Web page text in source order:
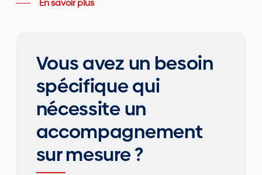
En savoir plus
Vous avez un besoin
spécifique qui
nécessite un
accompagnement
sur mesure ?